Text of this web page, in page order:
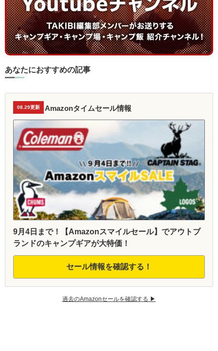
あなたにおすすめの記事
08.29更新 Amazonタイムセール情報
9月4日まで！【Amazonスマイルセール】でアウトブ
ランドのキャンプギアが大特価！
セール情報を確認する！
過去のAmazonセールを確認する ▶︎